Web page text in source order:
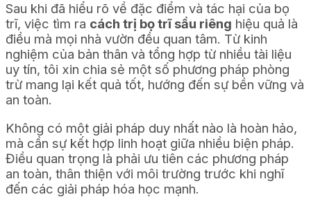
Sau khi đã hiểu rõ về đặc điểm và tác hại của bọ
trĩ, việc tìm ra cách trị bọ trĩ sầu riêng hiệu quả là
điều mà mọi nhà vườn đều quan tâm. Từ kinh
nghiệm của bản thân và tổng hợp từ nhiều tài liệu
uy tín, tôi xin chia sẻ một số phương pháp phòng
trừ mang lại kết quả tốt, hướng đến sự bền vững và
an toàn.
Không có một giải pháp duy nhất nào là hoàn hảo,
mà cần sự kết hợp linh hoạt giữa nhiều biện pháp.
Điều quan trọng là phải ưu tiên các phương pháp
an toàn, thân thiện với môi trường trước khi nghĩ
đến các giải pháp hóa học mạnh.